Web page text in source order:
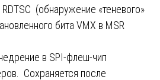
(обнаружение «теневого»
бита VMX в MSR
в SPI-флеш-чип
Сохраняется после